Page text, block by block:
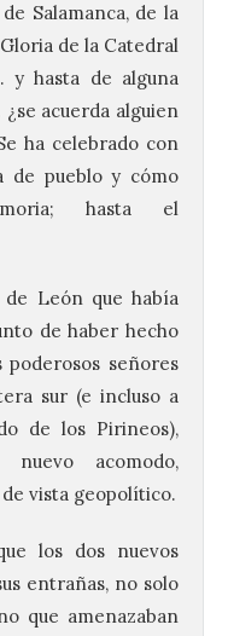
Salamanca, de la
de la Catedral
y hasta de alguna
acuerda alguien
ha celebrado con
de pueblo y cómo
hasta el
de León que había
de haber hecho
señores
sur (e incluso a
de los Pirineos),
acomodo,
vista geopolítico.
los dos nuevos
entrañas, no solo
que amenazaban